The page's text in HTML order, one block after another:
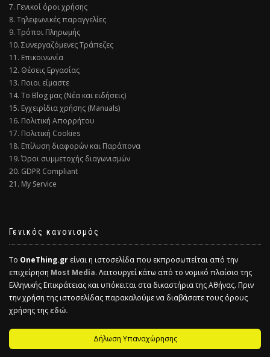
7. Γενικοί όροι χρήσης
8. Τηλεφωνικές παραγγελίες
9. Τρόποι Πληρωμής
10. Συνεργαζόμενες Τράπεζες
11. Επικοινωνία
12. Θέσεις Εργασίας
13. Ποιοι είμαστε
14. Το Blog μας (Νέα και ειδήσεις)
15. Εγχειρίδια χρήσης (Manuals)
16. Πολιτική Απορρήτου
17. Πολιτική Cookies
18. Επίλυση διαφορών και Παράπονα
19. Όροι συμμετοχής διαγωνισμών
20. GDPR Compliant
21. My Service
Γενικός κανονισμός
Το OneThing.gr είναι η ιστοσελίδα που εκπροσωπείται από την
επιχείρηση Most Media. Λειτουργεί κάτω από το νομικό πλαίσιο της
Ελληνικής Επικράτειας και υπόκειται στα δικαστήρια της Αθήνας. Πριν
την χρήση της ιστοσελίδας παρακαλούμε να διαβάσατε τους όρους
χρήσης τηςεδώ.
Δήλωση Υπαναχώρησης